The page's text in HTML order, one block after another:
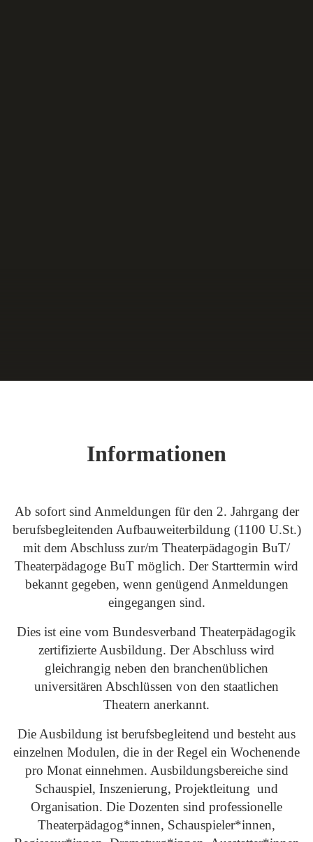
Informationen
Ab sofort sind Anmeldungen für den 2. Jahrgang der
berufsbegleitenden Aufbauweiterbildung (1100 U.St.)
mit dem Abschluss zur/m Theaterpädagogin BuT/
Theaterpädagoge BuT möglich. Der Starttermin wird
bekannt gegeben, wenn genügend Anmeldungen
eingegangen sind.
Dies ist eine vom Bundesverband Theaterpädagogik
zertifizierte Ausbildung. Der Abschluss wird
gleichrangig neben den branchenüblichen
universitären Abschlüssen von den staatlichen
Theatern anerkannt.
Die Ausbildung ist berufsbegleitend und besteht aus
einzelnen Modulen, die in der Regel ein Wochenende
pro Monat einnehmen. Ausbildungsbereiche sind
Schauspiel, Inszenierung, Projektleitung und
Organisation. Die Dozenten sind professionelle
Theaterpädagog*innen, Schauspieler*innen,